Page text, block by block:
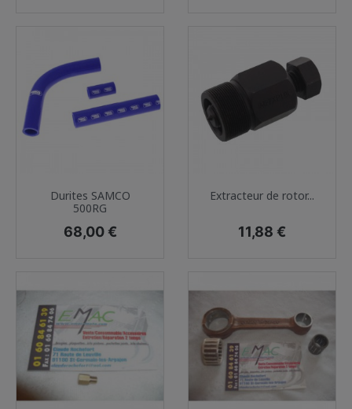
Durites SAMCO
500RG
Prix
68,00 €
Extracteur de rotor...
Prix
11,88 €